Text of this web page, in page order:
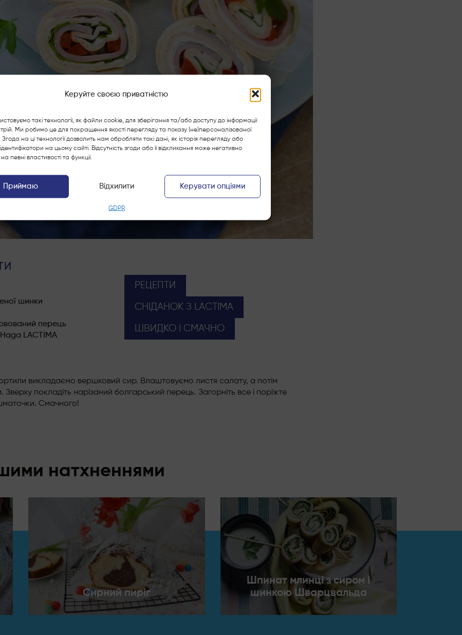
Керуйте своєю приватністю
такі технології, як файли cookie, для зберігання та/або доступу до інформації
Ми робимо це для покращення якості перегляду та показу (не)персоналізованої
на ці технології дозволить нам обробляти такі дані, як історія перегляду або
ідентифікатори на цьому сайті. Відсутність згоди або її відкликання може негативно
певні властивості та функції.
Приймаю Відхилити Керувати опціями
GDPR
шинки
перець
LACTIMA
РЕЦЕПТИ
СНІДАНОК З LACTIMA
ШВИДКО І СМАЧНО
викладаємо вершковий сир. Влаштовуємо листя салату, а потім
покладіть нарізаний болгарський перець. Загорніть все і поріжте
Смачного!
натхненнями
Сирний пиріг
Шпинат млинці з сиром і
шинкою Шварцвальда